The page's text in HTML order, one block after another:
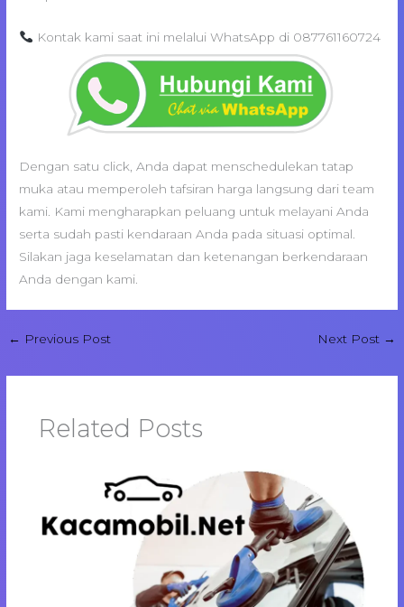
Kontak kami saat ini melalui WhatsApp di 087761160724
Dengan satu click, Anda dapat menschedulekan tatap
muka atau memperoleh tafsiran harga langsung dari team
kami. Kami mengharapkan peluang untuk melayani Anda
serta sudah pasti kendaraan Anda pada situasi optimal.
Silakan jaga keselamatan dan ketenangan berkendaraan
Anda dengan kami.
← Previous Post Next Post →
Related Posts